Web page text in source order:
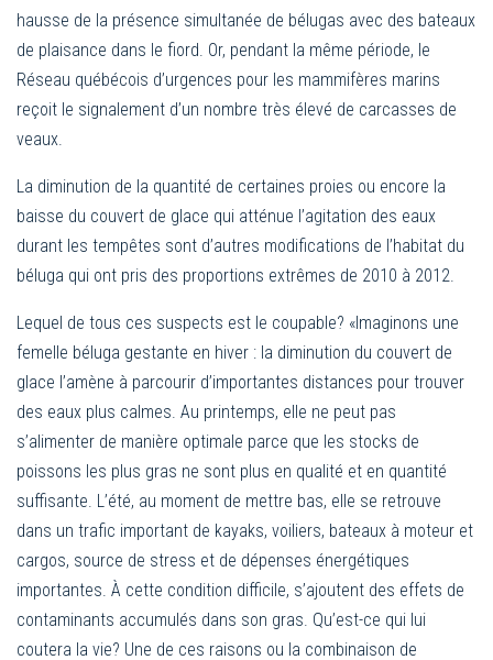
hausse de la présence simultanée de bélugas avec des bateaux
de plaisance dans le fiord. Or, pendant la même période, le
Réseau québécois d’urgences pour les mammifères marins
reçoit le signalement d’un nombre très élevé de carcasses de
veaux.
La diminution de la quantité de certaines proies ou encore la
baisse du couvert de glace qui atténue l’agitation des eaux
durant les tempêtes sont d’autres modifications de l’habitat du
béluga qui ont pris des proportions extrêmes de 2010 à 2012.
Lequel de tous ces suspects est le coupable? «Imaginons une
femelle béluga gestante en hiver : la diminution du couvert de
glace l’amène à parcourir d’importantes distances pour trouver
des eaux plus calmes. Au printemps, elle ne peut pas
s’alimenter de manière optimale parce que les stocks de
poissons les plus gras ne sont plus en qualité et en quantité
suffisante. L’été, au moment de mettre bas, elle se retrouve
dans un trafic important de kayaks, voiliers, bateaux à moteur et
cargos, source de stress et de dépenses énergétiques
importantes. À cette condition difficile, s’ajoutent des effets de
contaminants accumulés dans son gras. Qu’est-ce qui lui
coutera la vie? Une de ces raisons ou la combinaison de